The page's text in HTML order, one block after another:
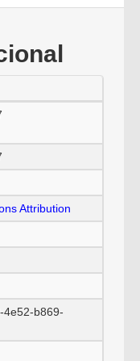
Attribution
4e52-b869-